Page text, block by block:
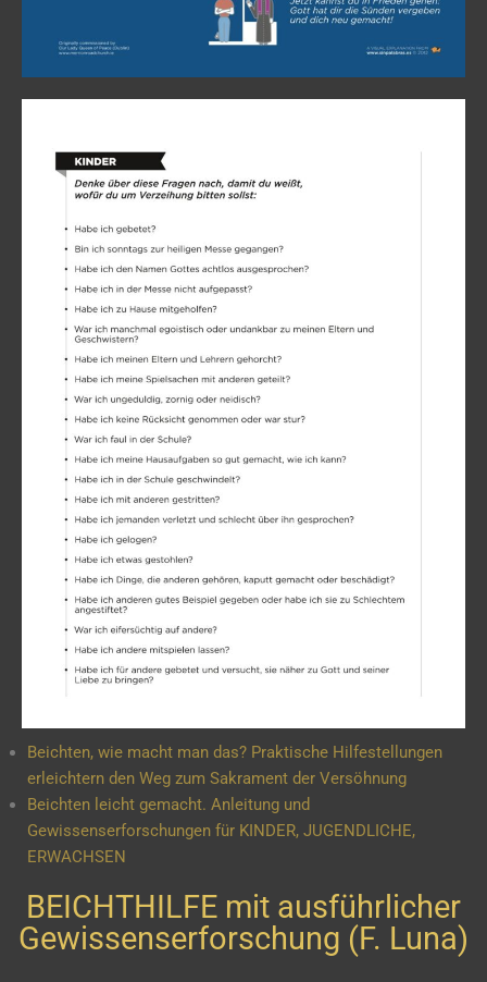
Beichten, wie macht man das? Praktische Hilfestellungen
erleichtern den Weg zum Sakrament der Versöhnung
Beichten leicht gemacht. Anleitung und
Gewissenserforschungen für KINDER, JUGENDLICHE,
ERWACHSEN
BEICHTHILFE mit ausführlicher
Gewissenserforschung (F. Luna)